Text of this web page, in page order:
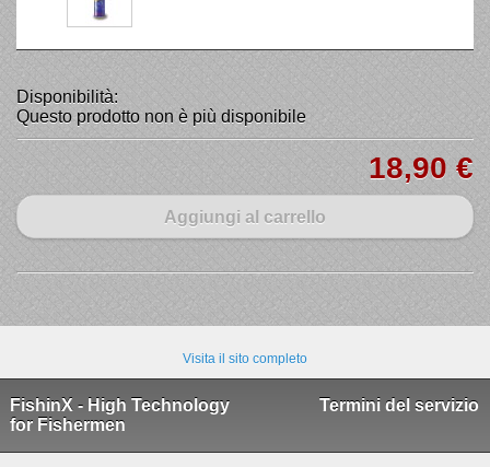
Disponibilità:
Questo prodotto non è più disponibile
18,90 €
Aggiungi al carrello
Visita il sito completo
FishinX - High Technology
for Fishermen
Termini del servizio